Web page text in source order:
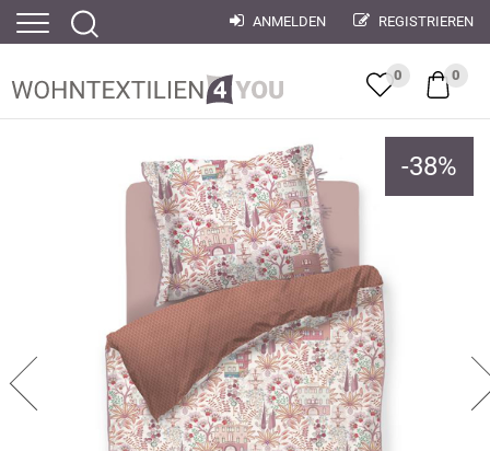
ANMELDEN REGISTRIEREN
0 0
-38%